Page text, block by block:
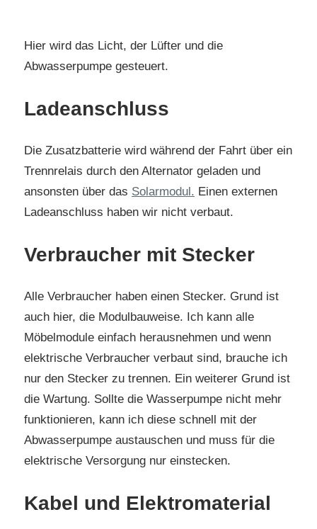
Hier wird das Licht, der Lüfter und die
Abwasserpumpe gesteuert.
Ladeanschluss
Die Zusatzbatterie wird während der Fahrt über ein
Trennrelais durch den Alternator geladen und
ansonsten über das Solarmodul. Einen externen
Ladeanschluss haben wir nicht verbaut.
Verbraucher mit Stecker
Alle Verbraucher haben einen Stecker. Grund ist
auch hier, die Modulbauweise. Ich kann alle
Möbelmodule einfach herausnehmen und wenn
elektrische Verbraucher verbaut sind, brauche ich
nur den Stecker zu trennen. Ein weiterer Grund ist
die Wartung. Sollte die Wasserpumpe nicht mehr
funktionieren, kann ich diese schnell mit der
Abwasserpumpe austauschen und muss für die
elektrische Versorgung nur einstecken.
Kabel und Elektromaterial